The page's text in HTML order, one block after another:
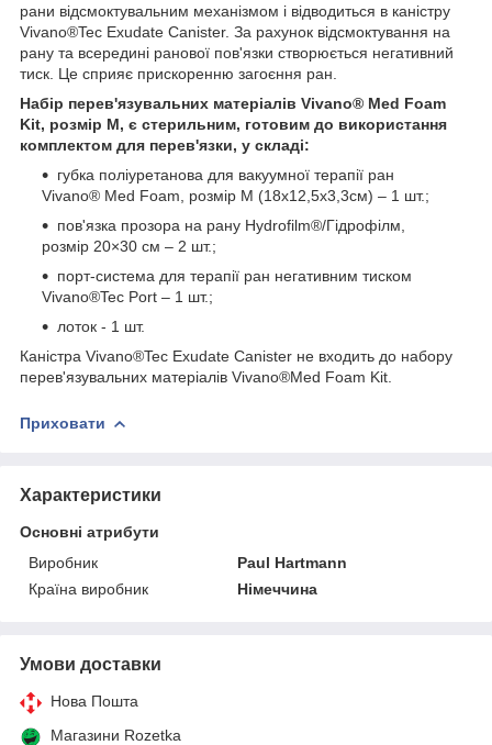
рани відсмоктувальним механізмом і відводиться в каністру
Vivano®Tec Exudate Canister. За рахунок відсмоктування на
рану та всередині ранової пов'язки створюється негативний
тиск. Це сприяє прискоренню загоєння ран.
Набір перев'язувальних матеріалів Vivano® Med Foam
Kit, розмір M, є стерильним, готовим до використання
комплектом для перев'язки, у складі:
губка поліуретанова для вакуумної терапії ран
Vivano® Med Foam, розмір M (18x12,5x3,3см) – 1 шт.;
пов'язка прозора на рану Hydrofilm®/Гідрофілм,
розмір 20×30 см – 2 шт.;
порт-система для терапії ран негативним тиском
Vivano®Tec Port – 1 шт.;
лоток - 1 шт.
Каністра Vivano®Tec Exudate Canister не входить до набору
перев'язувальних матеріалів Vivano®Med Foam Kit.
Приховати
Характеристики
Основні атрибути
Виробник
Paul Hartmann
Країна виробник
Німеччина
Умови доставки
Нова Пошта
Магазини Rozetka